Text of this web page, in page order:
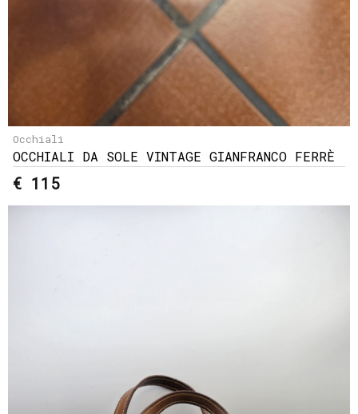
Occhiali
OCCHIALI DA SOLE VINTAGE GIANFRANCO FERRÈ
€ 115